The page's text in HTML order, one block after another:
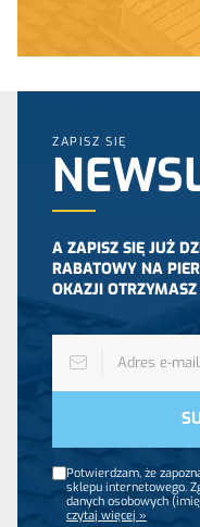
ZAPISZ SIĘ
A ZAPISZ SIĘ JUŻ
RABATOWY NA
OKAZJI
Potwierdzam, że
sklepu internetowego.
danych osobowych
czytaj więcej »